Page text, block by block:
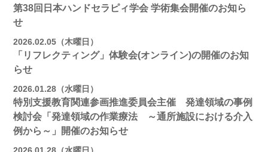
第38回日本ハンドセラピィ学会 学術集会開催のお知ら
せ
2026.02.05（木曜日）
「リフレクティング」体験会(オンライン)の開催のお知
らせ
2026.01.28（水曜日）
特別支援教育関連参画推進委員会主催 発達領域の事例
検討会「発達領域の作業療法 ～通所施設における介入
例から～」開催のお知らせ